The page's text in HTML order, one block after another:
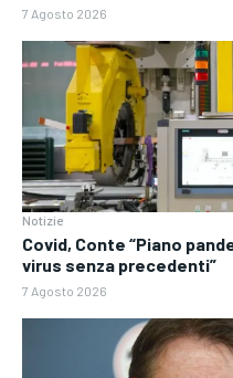
7 Agosto 2026
Notizie
Covid, Conte “Piano
virus senza precedenti”
7 Agosto 2026